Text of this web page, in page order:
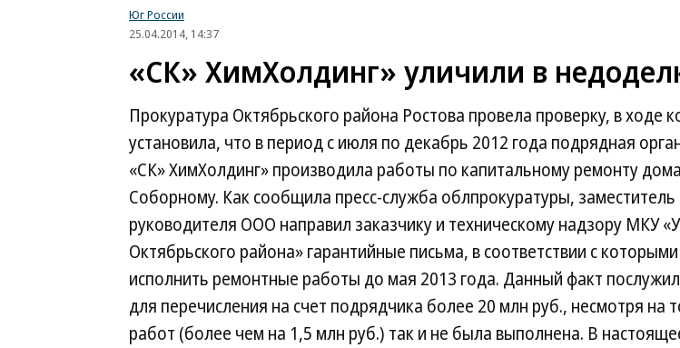
Юг России
25.04.2014, 14:37
«СК» ХимХолдинг» уличили в
Прокуратура Октябрьского района Ростова провела проверку, в ходе
установила, что в период с июля по декабрь 2012 года подрядная
«СК» ХимХолдинг» производила работы по капитальному ремонту
Соборному. Как сообщила пресс-служба облпрокуратуры, заместитель
руководителя ООО направил заказчику и техническому надзору МКУ
Октябрьского района» гарантийные письма, в соответствии с
исполнить ремонтные работы до мая 2013 года. Данный факт
для перечисления на счет подрядчика более 20 млн руб., несмотря на
работ (более чем на 1,5 млн руб.) так и не была выполнена. В